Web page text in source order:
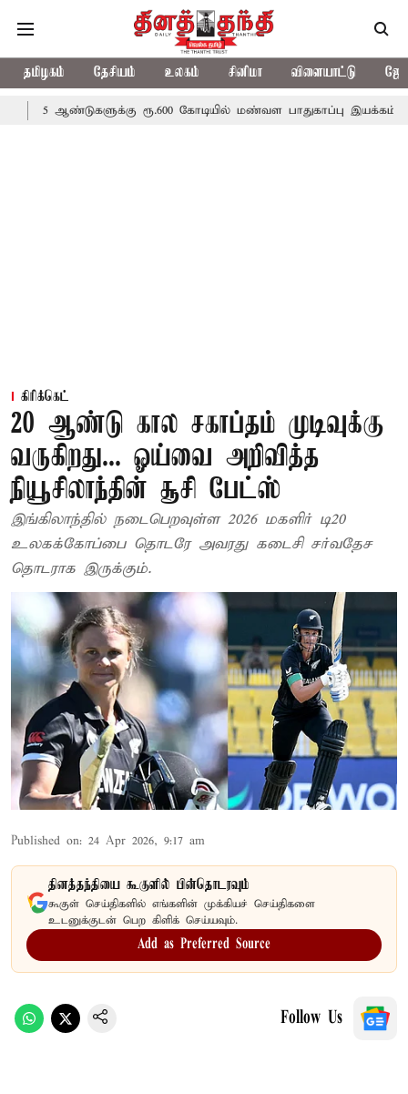
தமிழகம் தேசியம் உலகம் சினிமா விளையாட்டு
ரூ.600 கோடியில் மண்வள பாதுகாப்பு இயக்கம்
கிரிக்கெட்
20 ஆண்டு கால சகாப்தம் முடிவுக்கு
வருகிறது... ஓய்வை அறிவித்த
நியூசிலாந்தின் சூசி பேட்ஸ்
இங்கிலாந்தில் நடைபெறவுள்ள 2026 மகளிர் டி20
உலகக்கோப்பை தொடரே அவரது கடைசி சர்வதேச
தொடராக இருக்கும்.
Published on: 24 Apr 2026, 9:17 am
தினத்தந்தியை கூகுளில் பின்தொடரவும்
கூகுள் செய்திகளில் எங்களின் முக்கியச் செய்திகளை
உடனுக்குடன் பெற கிளிக் செய்யவும்.
Add as Preferred Source
Follow Us